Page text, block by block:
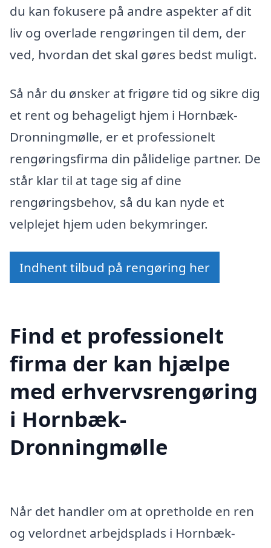
du kan fokusere på andre aspekter af dit
liv og overlade rengøringen til dem, der
ved, hvordan det skal gøres bedst muligt.
Så når du ønsker at frigøre tid og sikre dig
et rent og behageligt hjem i Hornbæk-
Dronningmølle, er et professionelt
rengøringsfirma din pålidelige partner. De
står klar til at tage sig af dine
rengøringsbehov, så du kan nyde et
velplejet hjem uden bekymringer.
Indhent tilbud på rengøring her
Find et professionelt
firma der kan hjælpe
med erhvervsrengøring
i Hornbæk-
Dronningmølle
Når det handler om at opretholde en ren
og velordnet arbejdsplads i Hornbæk-